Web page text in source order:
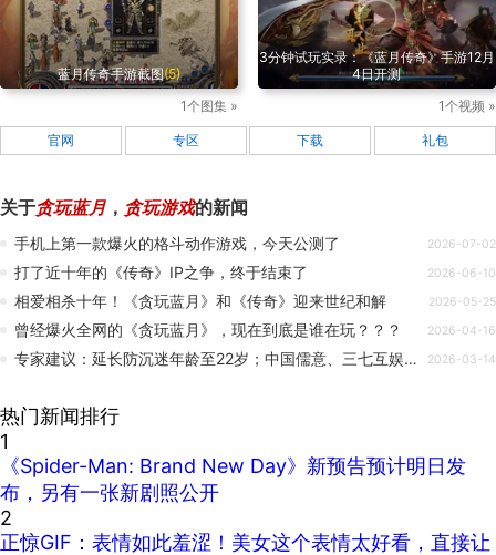
蓝月传奇手游截图(5)
1个图集 »
3分钟试玩实录：《蓝月传奇》手游12月
4日开测
1个视频 »
官网 专区 下载 礼包
关于贪玩蓝月 ， 贪玩游戏的新闻
手机上第一款爆火的格斗动作游戏，今天公测了 2026-07-02
打了近十年的《传奇》IP之争，终于结束了 2026-06-10
相爱相杀十年！《贪玩蓝月》和《传奇》迎来世纪和解 2026-05-25
曾经爆火全网的《贪玩蓝月》，现在到底是谁在玩？？？ 2026-04-16
专家建议：延长防沉迷年龄至22岁；中国儒意、三七互娱参投AI视频生成企业；《洛克王国》即将上线｜ 周报 2026-03-14
热门新闻排行
1
《Spider-Man: Brand New Day》新预告预计明日发
布，另有一张新剧照公开
2
正惊GIF：表情如此羞涩！美女这个表情太好看，直接让